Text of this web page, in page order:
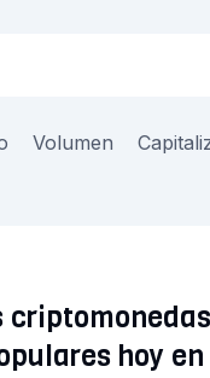
Volumen
hoy